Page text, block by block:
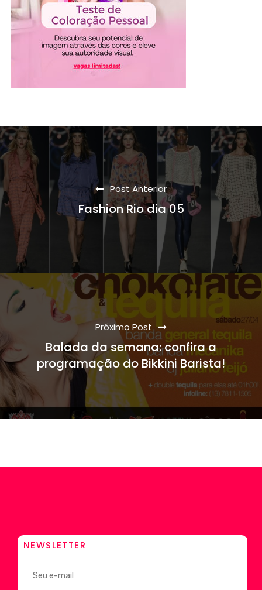
Post Anterior
Fashion Rio dia 05
Próximo Post
Balada da semana: confira a
programação do Bikkini Barista!
NEWSLETTER